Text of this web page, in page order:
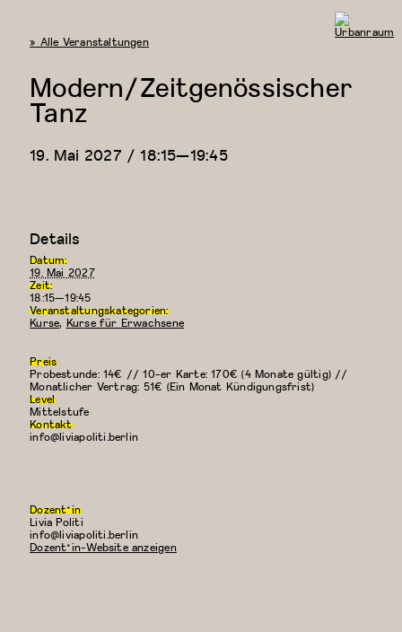
« Alle Veranstaltungen
Modern/Zeitgenössischer
Tanz
19. Mai 2027 / 18:15—19:45
Details
Datum:
19. Mai 2027
Zeit:
18:15—19:45
Veranstaltungskategorien:
Kurse, Kurse für Erwachsene
Dozent*in
Livia Politi
E-
Mail:
info@liviapoliti.berlin
Dozent*in-Website anzeigen
Preis
Probestunde: 14€ // 10-er Karte: 170€ (4 Monate gültig) //
Monatlicher Vertrag: 51€ (Ein Monat Kündigungsfrist)
Level
Mittelstufe
Kontakt
info@liviapoliti.berlin